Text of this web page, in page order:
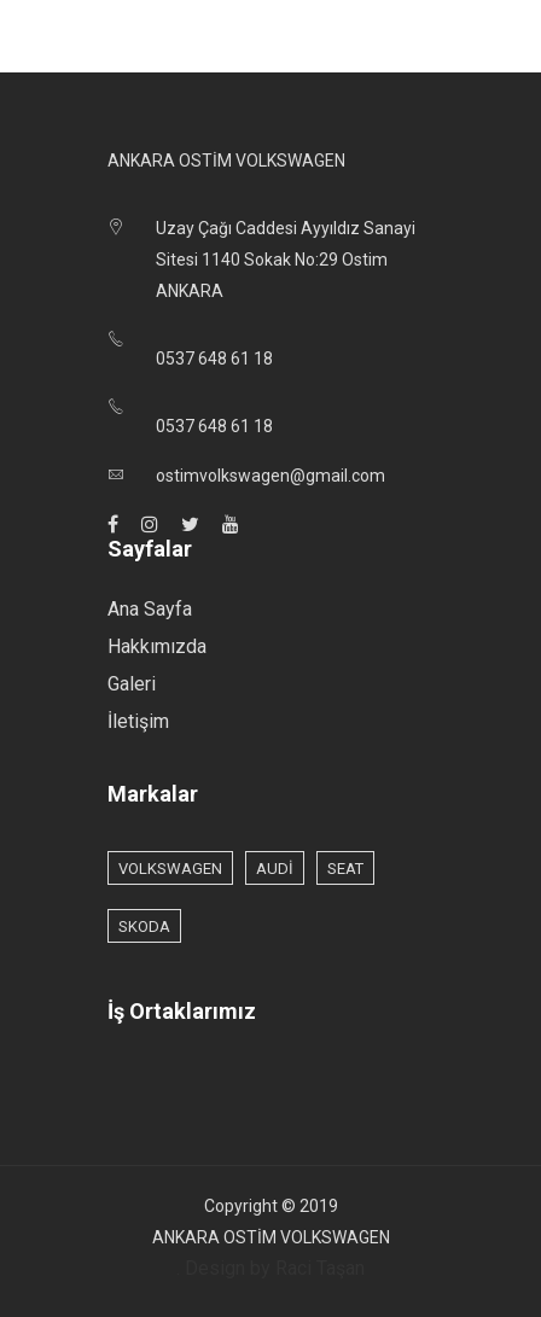
ANKARA OSTİM VOLKSWAGEN
Uzay Çağı Caddesi Ayyıldız Sanayi
Sitesi 1140 Sokak No:29 Ostim
ANKARA
0537 648 61 18
0537 648 61 18
ostimvolkswagen@gmail.com
Sayfalar
Ana Sayfa
Hakkımızda
Galeri
İletişim
Markalar
VOLKSWAGEN AUDİ SEAT
SKODA
İş Ortaklarımız
Copyright © 2019
ANKARA OSTİM VOLKSWAGEN